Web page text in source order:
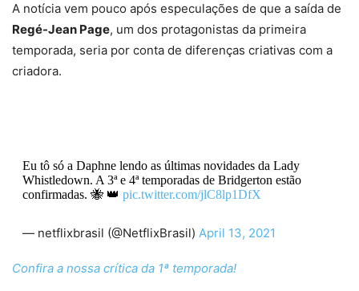
A notícia vem pouco após especulações de que a saída de
Regé-Jean Page, um dos protagonistas da primeira
temporada, seria por conta de diferenças criativas com a
criadora.
Eu tô só a Daphne lendo as últimas novidades da Lady
Whistledown. A 3ª e 4ª temporadas de Bridgerton estão
confirmadas. 🐝 👑 pic.twitter.com/jlC8lp1DfX
— netflixbrasil (@NetflixBrasil) April 13, 2021
Confira a nossa crítica da 1ª temporada!